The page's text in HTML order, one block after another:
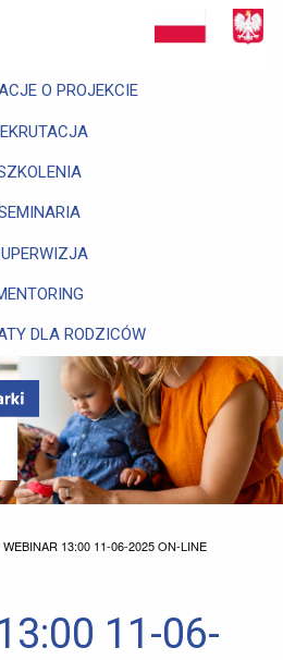
O PROJEKCIE
DLA RODZICÓW
CURRENT:
WEBINAR 13:00 11-06-2025 ON-LINE
11-06-